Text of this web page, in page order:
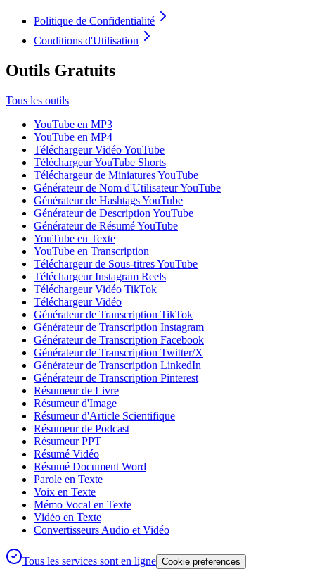
Politique de Confidentialité
Conditions d'Utilisation
Outils Gratuits
Tous les outils
YouTube en MP3
YouTube en MP4
Téléchargeur Vidéo YouTube
Téléchargeur YouTube Shorts
Téléchargeur de Miniatures YouTube
Générateur de Nom d'Utilisateur YouTube
Générateur de Hashtags YouTube
Générateur de Description YouTube
Générateur de Résumé YouTube
YouTube en Texte
YouTube en Transcription
Téléchargeur de Sous-titres YouTube
Téléchargeur Instagram Reels
Téléchargeur Vidéo TikTok
Téléchargeur Vidéo
Générateur de Transcription TikTok
Générateur de Transcription Instagram
Générateur de Transcription Facebook
Générateur de Transcription Twitter/X
Générateur de Transcription LinkedIn
Générateur de Transcription Pinterest
Résumeur de Livre
Résumeur d'Image
Résumeur d'Article Scientifique
Résumeur de Podcast
Résumeur PPT
Résumé Vidéo
Résumé Document Word
Parole en Texte
Voix en Texte
Mémo Vocal en Texte
Vidéo en Texte
Convertisseurs Audio et Vidéo
Tous les services sont en ligne Cookie preferences